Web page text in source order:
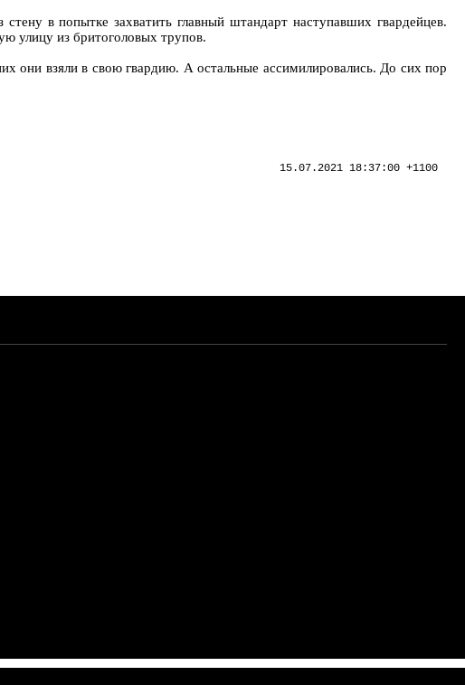
в попытке захватить главный штандарт наступавших гвардейцев.
улицу из бритоголовых трупов.
они взяли в свою гвардию. А остальные ассимилировались. До сих пор
15.07.2021 18:37:00 +1100